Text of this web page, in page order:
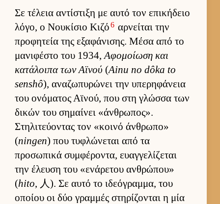
Σε τέλεια αντίστιξη με αυτό τον επικήδειο
λόγο, ο Νου­κίσιο Κιζό6 αρ­νεί­ται την
προφητεία της εξαφάνισης. Μέσα από το
μανιφέστο του 1934,Αφομοί­ωση και
κατάλοιπα των Αϊνού (Ainu no dôka to
senshô), αναζωπυρώνει την υπερηφάνεια
του ονόματος Αϊνού, που στη γλώσσα των
δικών του σημαί­νει «άν­θρωπος».
Στηλιτεύ­οντας τον «κοινό άν­θρωπο»
(ningen) που τυφλώνεται από τα
προσωπικά συμ­φέροντα, ευαγ­γελίζεται
την έλευση του «ενάρετου αν­θρώπου»
(hito, 人). Σε αυτό το ιδεόγραμ­μα, του
οποίου οι δύο γραμ­μές στηρίζονται η μία